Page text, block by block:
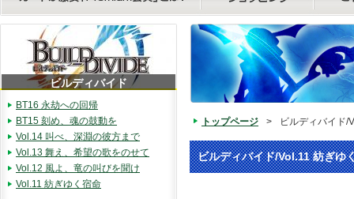
トップページ > ビルディバイド/
ビルディバイド/Vol.11 紡ぎゆ
ビルディバイド
BT16 永劫への回帰
BT15 刻め、魂の鼓動を
Vol.14 叫べ、深淵の彼方まで
Vol.13 舞え、希望の歌をのせて
Vol.12 風よ、竜の叫びを聞け
Vol.11 紡ぎゆく宿命